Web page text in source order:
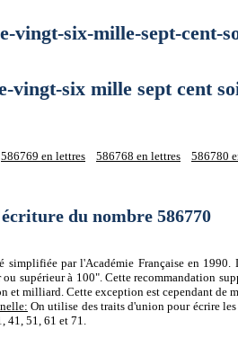
six-mille-sept-cent-
six mille sept cent
586769 en lettres 586768 en lettres 586780
du nombre 586770
simplifiée par l'Académie Française en
supérieur à 100". Cette recommandation
et milliard. Cette exception est cependant de
On utilise des traits d'union pour écrire
41, 51, 61 et 71.